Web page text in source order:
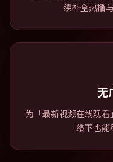
续补全热播
无
为「最新视频在线观
络下也能